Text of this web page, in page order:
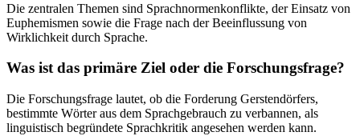
Die zentralen Themen sind Sprachnormenkonflikte, der Einsatz von
Euphemismen sowie die Frage nach der Beeinflussung von
Wirklichkeit durch Sprache.
Was ist das primäre Ziel oder die Forschungsfrage?
Die Forschungsfrage lautet, ob die Forderung Gerstendörfers,
bestimmte Wörter aus dem Sprachgebrauch zu verbannen, als
linguistisch begründete Sprachkritik angesehen werden kann.